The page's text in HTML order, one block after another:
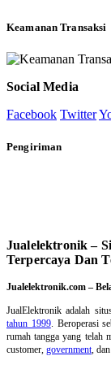
Keamanan Transaksi
Social Media
Facebook Twitter
Pengiriman
Jualelektronik –
Terpercaya Dan
Jualelektronik.com –
JualElektronik adalah
tahun 1999. Beroperasi
rumah tangga yang telah
customer, government , dan